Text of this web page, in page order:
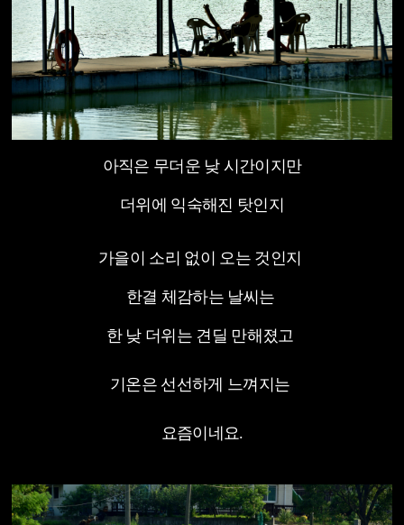
아직은 무더운 낮 시간이지만
더위에 익숙해진 탓인지
가을이 소리 없이 오는 것인지
한결 체감하는 날씨는
한 낮 더위는 견딜 만해졌고
기온은 선선하게 느껴지는
요즘이네요.